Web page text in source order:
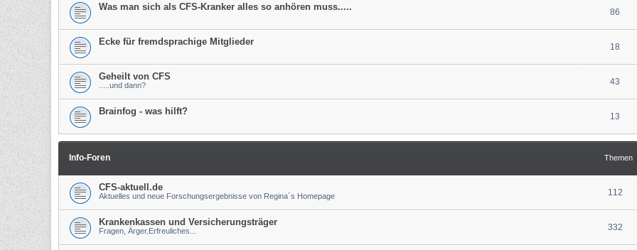
Was man sich als CFS-Kranker alles so anhören muss..... 86
Ecke für fremdsprachige Mitglieder 18
Geheilt von CFS
.....und dann? 43
Brainfog - was hilft? 13
Info-Foren Themen
CFS-aktuell.de
Aktuelles und neue Forschungsergebnisse von Regina´s Homepage 112
Krankenkassen und Versicherungsträger
Fragen, Ärger,Erfreuliches... 332